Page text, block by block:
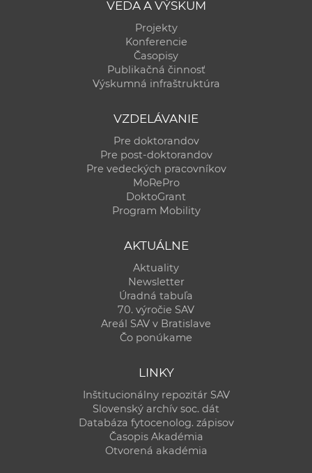
VEDA A VÝSKUM
Projekty
Konferencie
Časopisy
Publikačná činnosť
Výskumná infraštruktúra
VZDELÁVANIE
Pre doktorandov
Pre post-doktorandov
Pre vedeckých pracovníkov
MoRePro
DoktoGrant
Program Mobility
AKTUÁLNE
Aktuality
Newsletter
Úradná tabuľa
70. výročie SAV
Areál SAV v Bratislave
Čo ponúkame
LINKY
Inštitucionálny repozitár SAV
Slovenský archív soc. dát
Databáza fytocenolog. zápisov
Časopis Akadémia
Otvorená akadémia